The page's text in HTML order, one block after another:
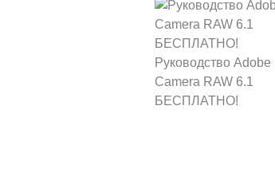
Руководство Adobe
Camera RAW 6.1
БЕСПЛАТНО!